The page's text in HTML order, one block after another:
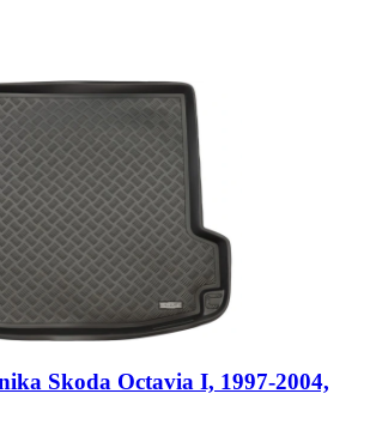
Skoda Octavia I, 1997-2004,